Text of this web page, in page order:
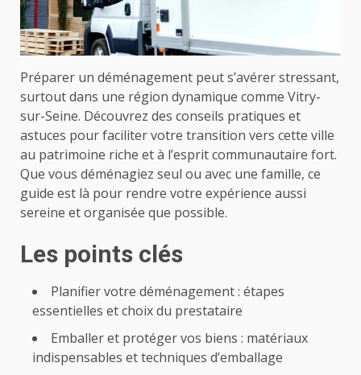
Préparer un déménagement peut s’avérer stressant,
surtout dans une région dynamique comme Vitry-
sur-Seine. Découvrez des conseils pratiques et
astuces pour faciliter votre transition vers cette ville
au patrimoine riche et à l’esprit communautaire fort.
Que vous déménagiez seul ou avec une famille, ce
guide est là pour rendre votre expérience aussi
sereine et organisée que possible.
Les points clés
Planifier votre déménagement : étapes
essentielles et choix du prestataire
Emballer et protéger vos biens : matériaux
indispensables et techniques d’emballage